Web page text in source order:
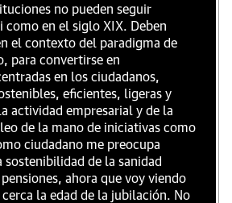
no pueden seguir
como en el siglo XIX. Deben
el contexto del paradigma de
para convertirse en
en los ciudadanos,
eficientes, ligeras y
actividad empresarial y de la
de la mano de iniciativas como
ciudadano me preocupa
sostenibilidad de la sanidad
ahora que voy viendo
cerca la edad de la jubilación. No